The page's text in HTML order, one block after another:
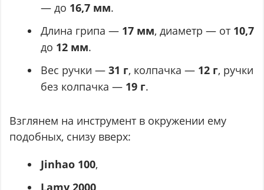
— до 16,7 мм.
Длина грипа — 17 мм, диаметр — от 10,7
до 12 мм.
Вес ручки —31 г, колпачка — 12 г, ручки
без колпачка — 19 г.
Взглянем на инструмент в окружении ему
подобных, снизу вверх:
Jinhao 100,